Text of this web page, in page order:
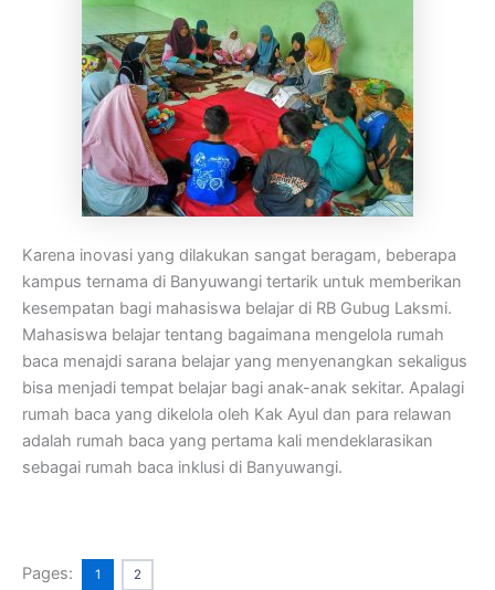
Karena inovasi yang dilakukan sangat beragam, beberapa
kampus ternama di Banyuwangi tertarik untuk memberikan
kesempatan bagi mahasiswa belajar di RB Gubug Laksmi.
Mahasiswa belajar tentang bagaimana mengelola rumah
baca menajdi sarana belajar yang menyenangkan sekaligus
bisa menjadi tempat belajar bagi anak-anak sekitar. Apalagi
rumah baca yang dikelola oleh Kak Ayul dan para relawan
adalah rumah baca yang pertama kali mendeklarasikan
sebagai rumah baca inklusi di Banyuwangi.
Pages: 1 2